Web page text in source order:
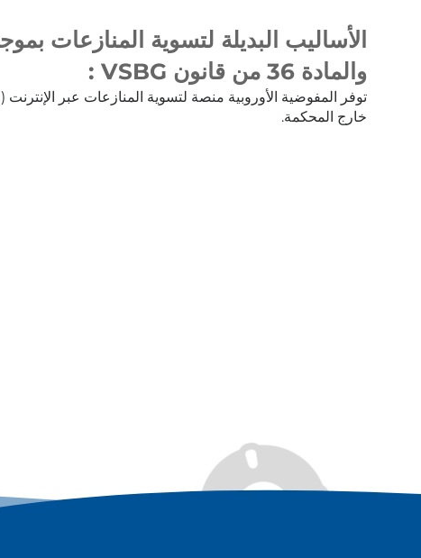
والمادة 36 من قانون VSBG :
توفر المفوضية الأوروبية منصة لتسوية المنازعات عبر الإنترنت ( OS ) يمكنك من خلالها
خارج المحكمة.